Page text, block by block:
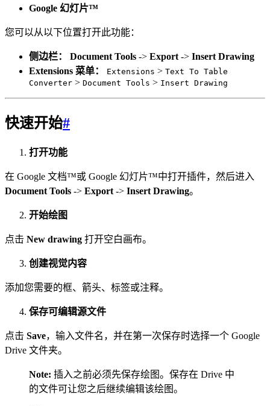
Google 幻灯片™
您可以从以下位置打开此功能：
侧边栏： Document Tools -> Export-> Insert Drawing
Extensions 菜单：
Extensions > Text To Table
Converter > Document Tools > Insert Drawing
快速开始#
打开功能
在 Google 文档™或 Google 幻灯片™中打开插件，然后进入
Document Tools -> Export -> Insert Drawing。
开始绘图
点击 New drawing 打开空白画布。
创建视觉内容
添加您需要的框、箭头、标签或注释。
保存可编辑源文件
点击 Save，输入文件名，并在第一次保存时选择一个 Google
Drive 文件夹。
Note: 插入之前必须先保存绘图。保存在 Drive 中
的文件可让您之后继续编辑该绘图。